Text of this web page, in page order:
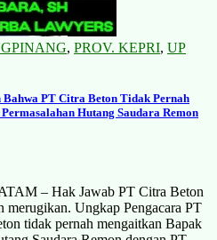
, PROV. KEPRI, UP
PT Citra Beton Tidak Pernah
Hutang Saudara Remon
– Hak Jawab PT Citra Beton
merugikan. Ungkap Pengacara PT
tidak pernah mengaitkan Bapak